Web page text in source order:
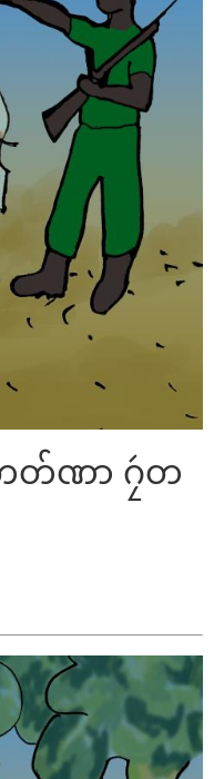
တ်ဏာ ဂၠဴတ